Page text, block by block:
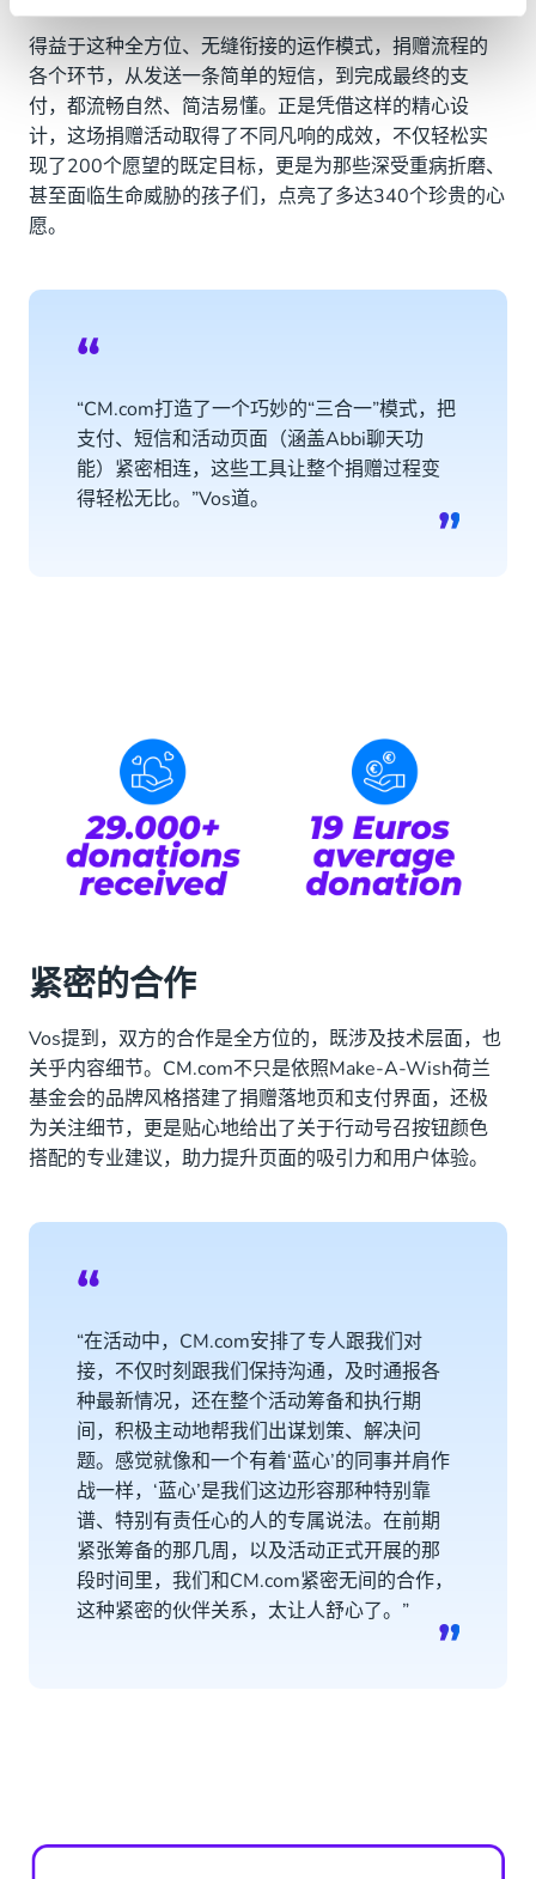
得益于这种全方位、无缝衔接的运作模式，捐赠流程的
各个环节，从发送一条简单的短信，到完成最终的支
付，都流畅自然、简洁易懂。正是凭借这样的精心设
计，这场捐赠活动取得了不同凡响的成效，不仅轻松实
现了200个愿望的既定目标，更是为那些深受重病折磨、
甚至面临生命威胁的孩子们，点亮了多达340个珍贵的心
愿。
“CM.com打造了一个巧妙的“三合一”模式，把
支付、短信和活动页面（涵盖Abbi聊天功
能）紧密相连，这些工具让整个捐赠过程变
得轻松无比。”Vos道。
紧密的合作
Vos提到，双方的合作是全方位的，既涉及技术层面，也
关乎内容细节。CM.com不只是依照Make-A-Wish荷兰
基金会的品牌风格搭建了捐赠落地页和支付界面，还极
为关注细节，更是贴心地给出了关于行动号召按钮颜色
搭配的专业建议，助力提升页面的吸引力和用户体验。
“在活动中，CM.com安排了专人跟我们对
接，不仅时刻跟我们保持沟通，及时通报各
种最新情况，还在整个活动筹备和执行期
间，积极主动地帮我们出谋划策、解决问
题。感觉就像和一个有着‘蓝心’的同事并肩作
战一样，‘蓝心’是我们这边形容那种特别靠
谱、特别有责任心的人的专属说法。在前期
紧张筹备的那几周，以及活动正式开展的那
段时间里，我们和CM.com紧密无间的合作，
这种紧密的伙伴关系，太让人舒心了。”